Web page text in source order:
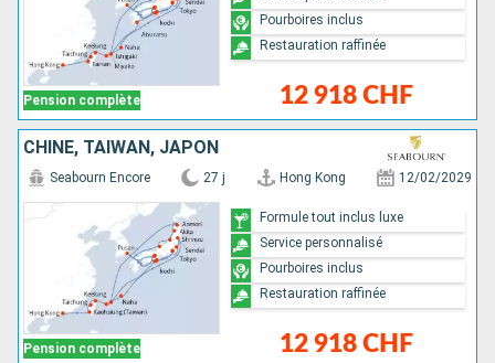
Pension complète 12 918 CHF
Pourboires inclus
Restauration raffinée
CHINE, TAÏWAN, JAPON
Pension complète
Seabourn Encore 27 j Hong Kong 12/02/2029
12 918 CHF
Formule tout inclus luxe
Service personnalisé
Pourboires inclus
Restauration raffinée